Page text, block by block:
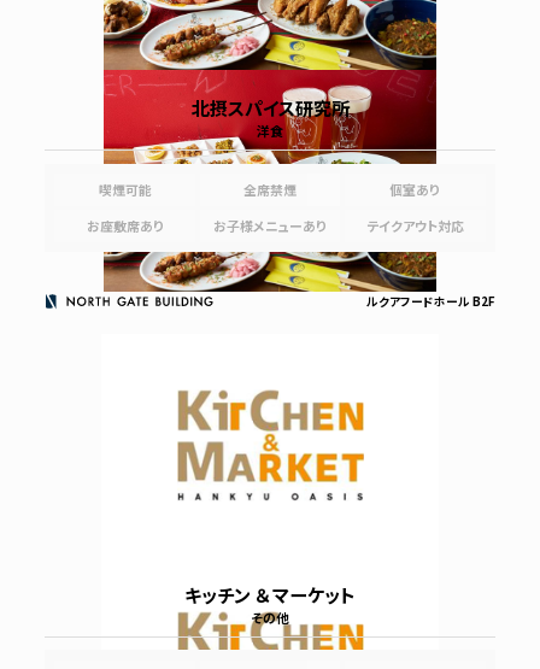
北摂スパイス研究所
洋食
喫煙可能 全席禁煙
個室あり
お座敷席あり
お子様メニューあり テイクアウト対応
ルクアフードホール B2F
キッチン ＆ マーケット
その他